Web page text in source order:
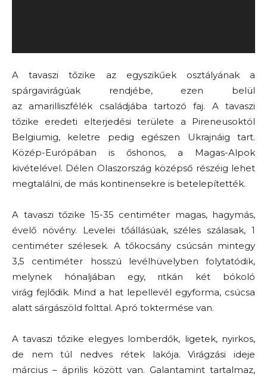
A tavaszi tőzike az egyszikűek osztályának a
spárgavirágúak rendjébe, ezen belül
az amarilliszfélék családjába tartozó faj. A tavaszi
tőzike eredeti elterjedési területe a Pireneusoktól
Belgiumig, keletre pedig egészen Ukrajnáig tart.
Közép-Európában is őshonos, a Magas-Alpok
kivételével. Délen Olaszország középső részéig lehet
megtalálni, de más kontinensekre is betelepítették.
A tavaszi tőzike 15-35 centiméter magas, hagymás,
évelő növény. Levelei tőállásúak, széles szálasak, 1
centiméter szélesek. A tőkocsány csúcsán mintegy
3,5 centiméter hosszú levélhüvelyben folytatódik,
melynek hónaljában egy, ritkán két bókoló
virág fejlődik. Mind a hat lepellevél egyforma, csúcsa
alatt sárgászöld folttal. Apró toktermése van.
A tavaszi tőzike elegyes lomberdők, ligetek, nyirkos,
de nem túl nedves rétek lakója. Virágzási ideje
március – április között van. Galantamint tartalmaz,